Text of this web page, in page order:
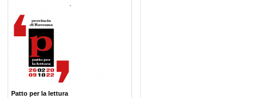
Patto per la lettura